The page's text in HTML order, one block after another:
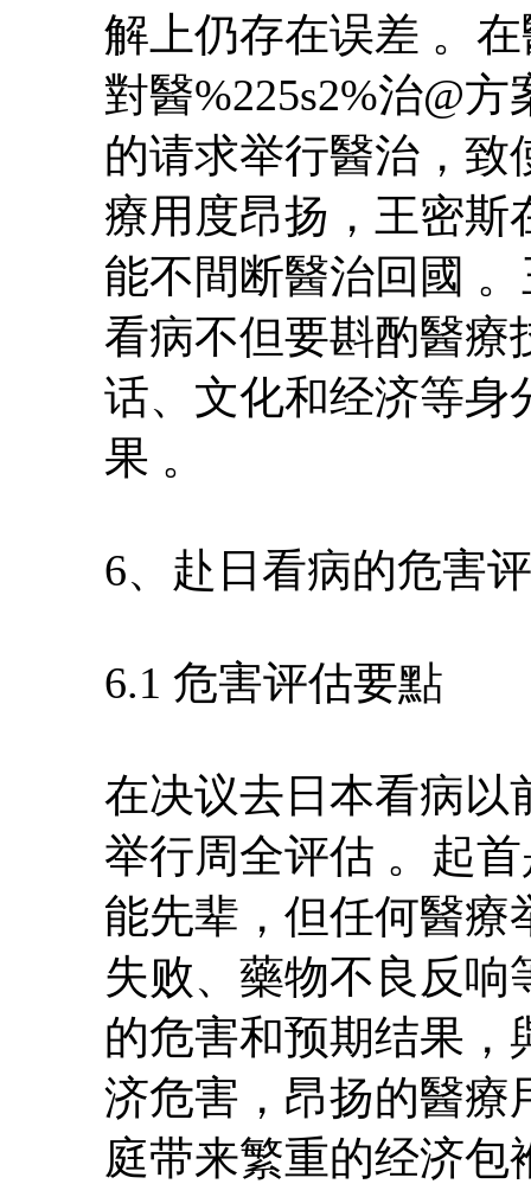
解上仍存在误差 。
對醫%225s2%治@
的请求举行醫治，致
療用度昂扬，王密斯
能不間断醫治回國
看病不但要斟酌醫療
话、文化和经济等身
果 。
6、赴日看病的危害
6.1 危害评估要點
在决议去日本看病以
举行周全评估 。起
能先辈，但任何醫療
失败、藥物不良反响
的危害和预期结果，
济危害，昂扬的醫療
庭带来繁重的经济包